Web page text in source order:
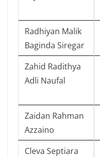
Radhiyan Malik
Baginda Siregar
Zahid Radithya
Adli Naufal
Zaidan Rahman
Azzaino
Cleva Septiara